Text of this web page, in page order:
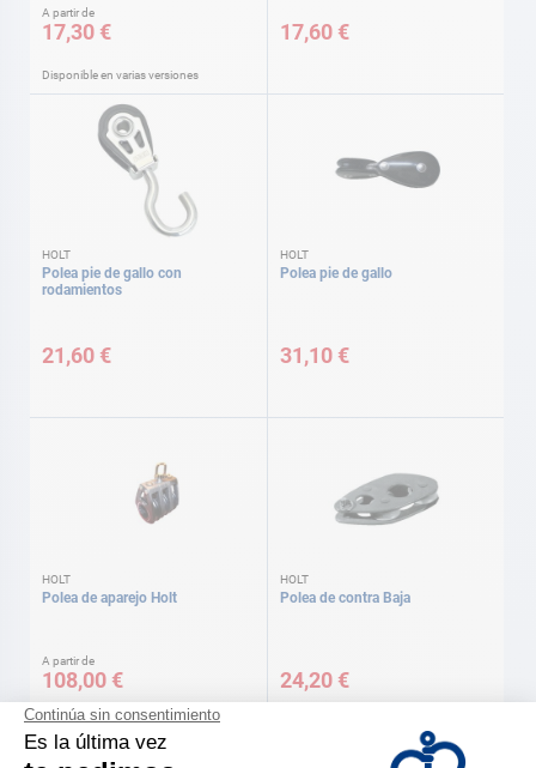
A partir de
17,30 €
Disponible en varias versiones
17,60 €
HOLT
Polea pie de gallo con
rodamientos
21,60 €
HOLT
Polea pie de gallo
31,10 €
HOLT
Polea de aparejo Holt
A partir de
108,00 €
Disponible en varias versiones
HOLT
Polea de contra Baja
24,20 €